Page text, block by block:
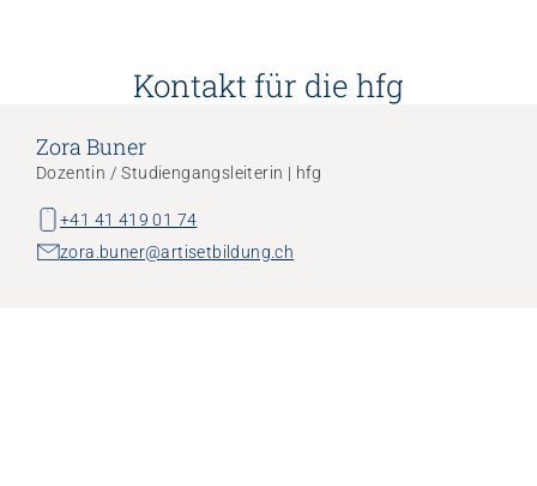
Kontakt für die hfg
Zora Buner
Dozentin / Studiengangsleiterin | hfg
+41 41 419 01 74
zora.buner@artisetbildung.ch